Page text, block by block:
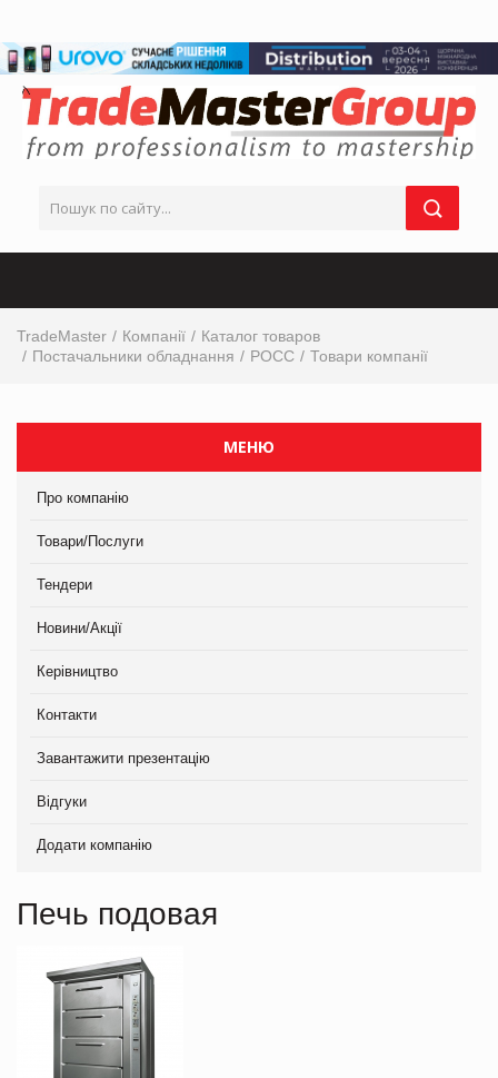
TradeMaster Компанії
Каталог товаров
Постачальники обладнання
РОСС Товари компанії
МЕНЮ
Про компанію
Товари/Послуги
Тендери
Новини/Акції
Керівництво
Контакти
Завантажити презентацію
Відгуки
Додати компанію
Печь подовая